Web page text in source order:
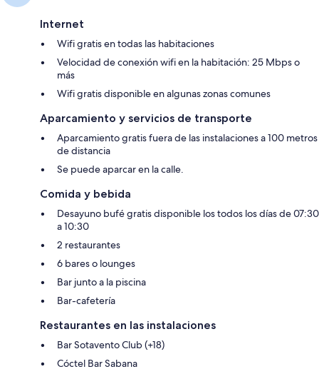
Internet
Wifi gratis en todas las habitaciones
Velocidad de conexión wifi en la habitación: 25 Mbps o
más
Wifi gratis disponible en algunas zonas comunes
Aparcamiento y servicios de transporte
Aparcamiento gratis fuera de las instalaciones a 100 metros
de distancia
Se puede aparcar en la calle.
Comida y bebida
Desayuno bufé gratis disponible los todos los días de 07:30
a 10:30
2 restaurantes
6 bares o lounges
Bar junto a la piscina
Bar-cafetería
Restaurantes en las instalaciones
Bar Sotavento Club (+18)
Cóctel Bar Sabana